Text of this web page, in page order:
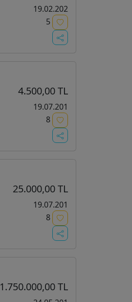
19.02.202
5
4.500,00 TL
19.07.201
8
25.000,00 TL
19.07.201
8
1.750.000,00 TL